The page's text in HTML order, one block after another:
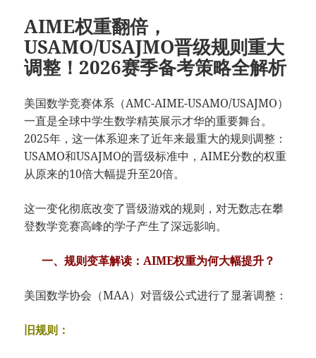
AIME权重翻倍，
USAMO/USAJMO晋级规则重大
调整！2026赛季备考策略全解析
美国数学竞赛体系（AMC-AIME-USAMO/USAJMO）
一直是全球中学生数学精英展示才华的重要舞台。
2025年，这一体系迎来了近年来​​最重大的规则调整​​：
USAMO和USAJMO的晋级标准中，AIME分数的权重
从原来的10倍大幅提升至20倍。
这一变化彻底改变了晋级游戏的规则，对无数志在攀
登数学竞赛高峰的学子产生了深远影响。
一、规则变革解读：AIME权重为何大幅提升？
美国数学协会（MAA）对晋级公式进行了显著调整：
​​旧规则：​​